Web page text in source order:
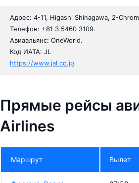
Адрес: 4-11, Higashi Shinagawa, 2-
Телефон: +81 3 5460 3109.
Авиаальянс: OneWorld.
Код ИАТА: JL
https://www.jal.co.jp
Прямые рейсы
Airlines
Маршрут Вылет